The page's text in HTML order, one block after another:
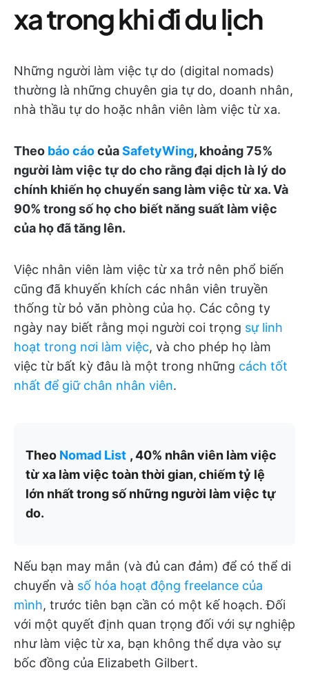
xa trong khi đi du lịch
Những người làm việc tự do (digital nomads)
thường là những chuyên gia tự do, doanh nhân,
nhà thầu tự do hoặc nhân viên làm việc từ xa.
Theo báo cáocủaSafetyWing, khoảng 75%
người làm việc tự do cho rằng đại dịch là lý do
chính khiến họ chuyển sang làm việc từ xa. Và
90% trong số họ cho biết năng suất làm việc
của họ đã tăng lên.
Việc nhân viên làm việc từ xa trở nên phổ biến
cũng đã khuyến khích các nhân viên truyền
thống từ bỏ văn phòng của họ. Các công ty
ngày nay biết rằng mọi người coi trọng sự linh
hoạt trong nơi làm việc, và cho phép họ làm
việc từ bất kỳ đâu là một trong những cách tốt
nhất để giữ chân nhân viên.
Theo Nomad List , 40% nhân viên làm việc
từ xa làm việc toàn thời gian, chiếm tỷ lệ
lớn nhất trong số những người làm việc tự
do.
Nếu bạn may mắn (và đủ can đảm) để có thể di
chuyển và số hóa hoạt động freelance của
mình, trước tiên bạn cần có một kế hoạch. Đối
với một quyết định quan trọng đối với sự nghiệp
như làm việc từ xa, bạn không thể dựa vào sự
bốc đồng của Elizabeth Gilbert.